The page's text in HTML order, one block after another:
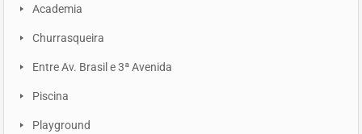
Academia
Churrasqueira
Entre Av. Brasil e 3ª Avenida
Piscina
Playground